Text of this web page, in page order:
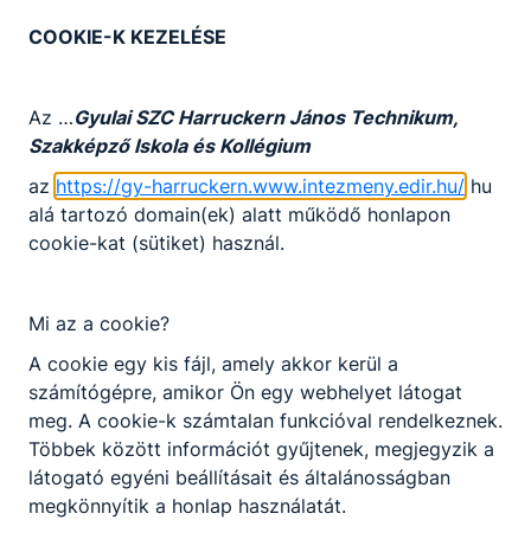
harmadszor
Tanulmányi kirándulás középiskolásoknak
A pályázat címe: „Magyar múlt és magyar jelen,
kirándulás a Délvidékre (Muravidék-Szlovénia,
Horvátország-Szlavónia, Vajdaság) - tematikus
kirándulás 3 utódállamban”
COOKIE-K KEZELÉSE
Az …Gyulai SZC Harruckern János Technikum,
Szakképző Iskola és Kollégium
az https://gy-harruckern.www.intezmeny.edir.hu/ hu
alá tartozó domain(ek) alatt működő honlapon
cookie-kat (sütiket) használ.
Mi az a cookie?
A cookie egy kis fájl, amely akkor kerül a
számítógépre, amikor Ön egy webhelyet látogat
meg. A cookie-k számtalan funkcióval rendelkeznek.
Többek között információt gyűjtenek, megjegyzik a
látogató egyéni beállításait és általánosságban
megkönnyítik a honlap használatát.